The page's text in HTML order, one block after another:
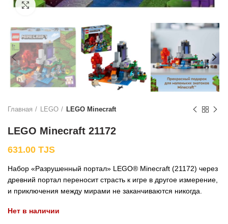
Нажмите, чтобы увеличить
Главная LEGO LEGO Minecraft
LEGO Minecraft 21172
631.00 TJS
Набор «Разрушенный портал» LEGO® Minecraft (21172) через
древний портал переносит страсть к игре в другое измерение,
и приключения между мирами не заканчиваются никогда.
Нет в наличии